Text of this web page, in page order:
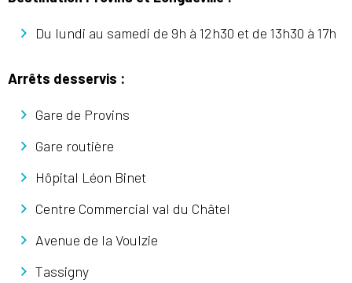
Du lundi au samedi de 9h à 12h30 et de 13h30 à 17h
Arrêts desservis :
Gare de Provins
Gare routière
Hôpital Léon Binet
Centre Commercial val du Châtel
Avenue de la Voulzie
Tassigny